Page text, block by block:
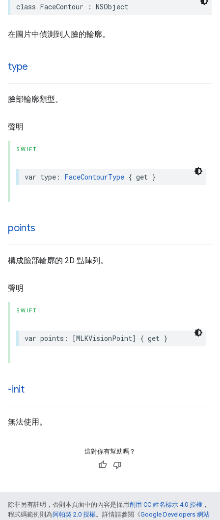
class FaceContour : NSObject
在圖片中偵測到人臉的輪廓。
type
臉部輪廓類型。
聲明
SWIFT
var type : FaceContourType { get }
points
構成臉部輪廓的 2D 點陣列。
聲明
SWIFT
var points : [MLKVisionPoint] { get }
-init
無法使用。
這對你有幫助嗎？
除非另有註明，否則本頁面中的內容是採用創用 CC 姓名標示 4.0 授權 ，
程式碼範例則為阿帕契 2.0 授權。詳情請參閱《Google Developers 網站